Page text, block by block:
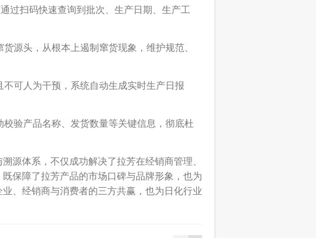
过扫码快速查询到批次、生产日期、生产工
源头，从根本上遏制窜货现象，维护规范、
可人为干预，系统自动生成实时生产日报
验产品名称、发货数量等关键信息，彻底杜
源体系，不仅成功解决了拉芳在经销商管理、
保障了拉芳产品的市场口碑与品牌形象，也为
、经销商与消费者的三方共赢，也为日化行业